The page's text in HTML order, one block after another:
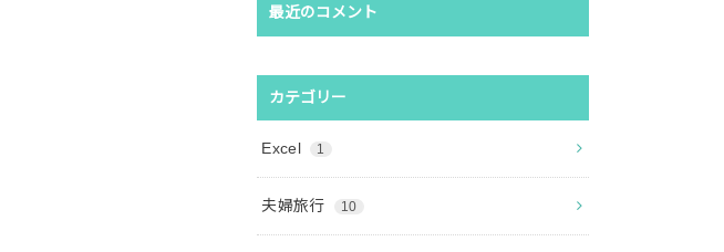
最近のコメント
カテゴリー
Excel 1
夫婦旅行 10